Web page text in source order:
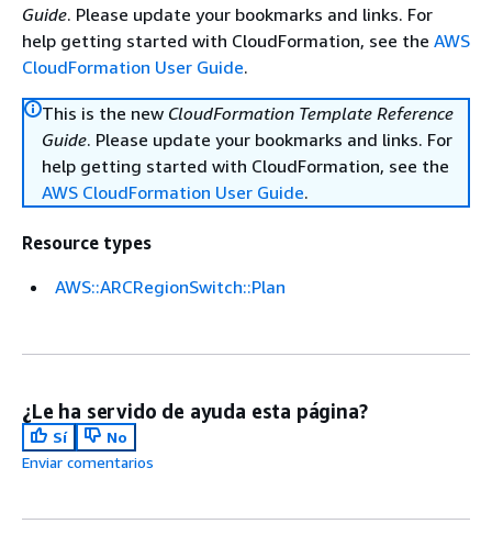
Guide. Please update your bookmarks and links. For
help getting started with CloudFormation, see the AWS
CloudFormation User Guide.
This is the new CloudFormation Template Reference
Guide. Please update your bookmarks and links. For
help getting started with CloudFormation, see the
AWS CloudFormation User Guide.
Resource types
AWS::ARCRegionSwitch::Plan
¿Le ha servido de ayuda esta página?
Sí
No
Enviar comentarios